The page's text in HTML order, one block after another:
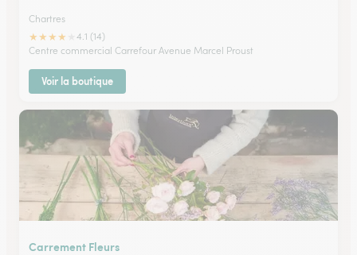
Chartres
★★★★
4.1 (14)
Centre commercial Carrefour Avenue Marcel Proust
Voir la boutique
Carrement Fleurs